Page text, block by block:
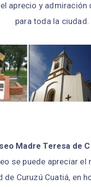
aprecio y admiración
para toda la ciudad.
Madre Teresa de
se puede apreciar el
de Curuzú Cuatiá, en